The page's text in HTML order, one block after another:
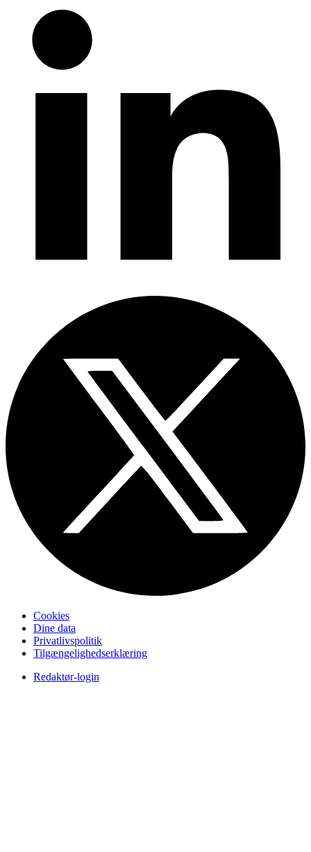
Cookies
Dine data
Privatlivspolitik
Tilgængelighedserklæring
Redaktør-login